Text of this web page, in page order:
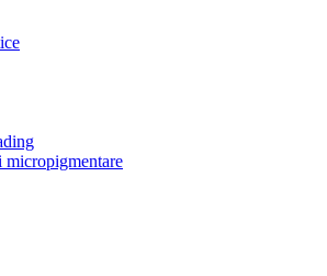
micropigmentare